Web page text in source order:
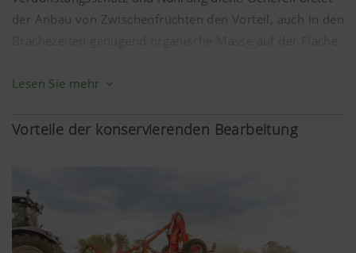
durchdringen der Ober- und Unterkrume, ohne
der Anbau von Zwischenfrüchten den Vorteil, auch in den
Lesen Sie mehr
Vorteile der konservierenden Bearbeitung